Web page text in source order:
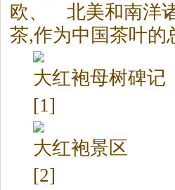
欧、 北美和南洋
茶,作为中国茶叶的
大红袍母树碑记
[1]
大红袍景区
[2]